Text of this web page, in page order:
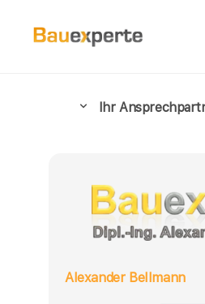
Ihr
Alexander Bellmann